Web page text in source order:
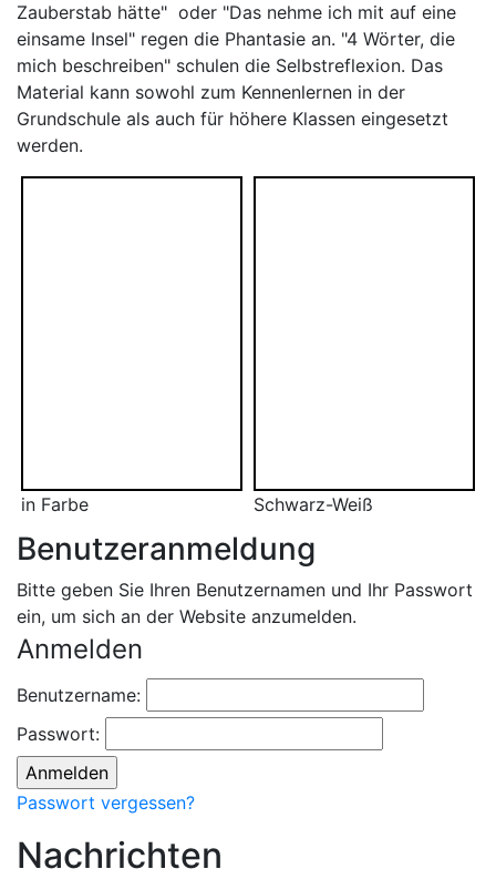
Zauberstab hätte" oder "Das nehme ich mit auf eine
einsame Insel" regen die Phantasie an. "4 Wörter, die
mich beschreiben" schulen die Selbstreflexion. Das
Material kann sowohl zum Kennenlernen in der
Grundschule als auch für höhere Klassen eingesetzt
werden.
in Farbe Schwarz-Weiß
Benutzeranmeldung
Bitte geben Sie Ihren Benutzernamen und Ihr Passwort
ein, um sich an der Website anzumelden.
Anmelden
Benutzername:
Passwort:
Passwort vergessen?
Nachrichten